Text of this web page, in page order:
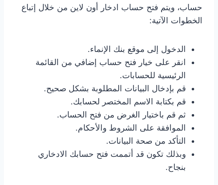
حساب، ويتم فتح حساب ادخار أون لاين من خلال إتباع
الخطوات الآتية:
الدخول إلى موقع بنك الإنماء.
انقر على خيار فتح حساب إضافي من القائمة
الرئيسية للحسابات.
قم بإدخال البيانات المطلوبة بشكل صحيح.
قم بكتابة الاسم المختصر لحسابك.
ثم قم باختيار الغرض من فتح الحساب.
الموافقة على الشروط والأحكام.
التأكد من صحة البيانات.
وبذلك تكون قد أتممت فتح حسابك الادخاري
بنجاح.